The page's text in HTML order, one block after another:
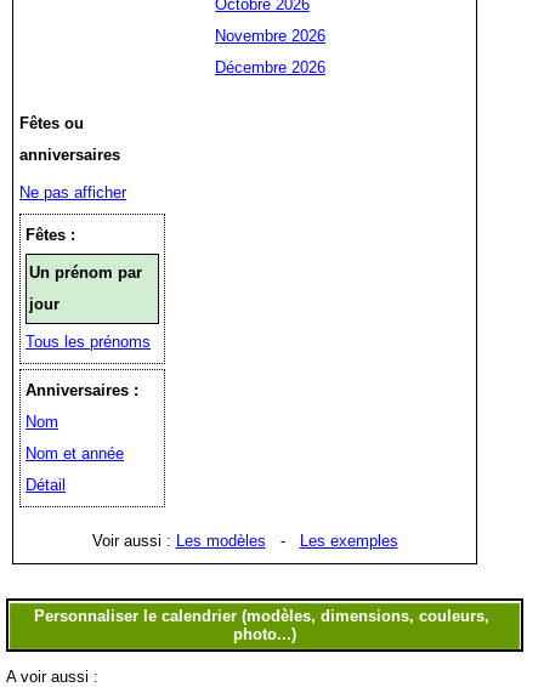
Octobre 2026
Novembre 2026
Décembre 2026
Fêtes ou
anniversaires
Ne pas afficher
Fêtes :
Un prénom par
jour
Tous les prénoms
Anniversaires :
Nom
Nom et année
Détail
Voir aussi : Les modèles - Les exemples
A voir aussi :